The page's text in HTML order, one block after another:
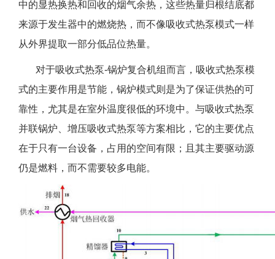
中的显热换热和回收的烟气余热，这些热量归根结底都
来源于发生器中的燃烧热，而不像吸收式热泵模式一样
从外界提取一部分低品位热量。
对于吸收式热泵-锅炉复合机组而言，吸收式热泵模
式的主要作用是节能，锅炉模式则是为了保证供热的可
靠性，尤其是在室外温度很低的环境中。与吸收式热泵
并联锅炉、增压吸收式热泵等方案相比，它的主要优点
在于只有一台设备，占用的空间有限；且其主要驱动源
仍是燃料，而不需要较多电能。